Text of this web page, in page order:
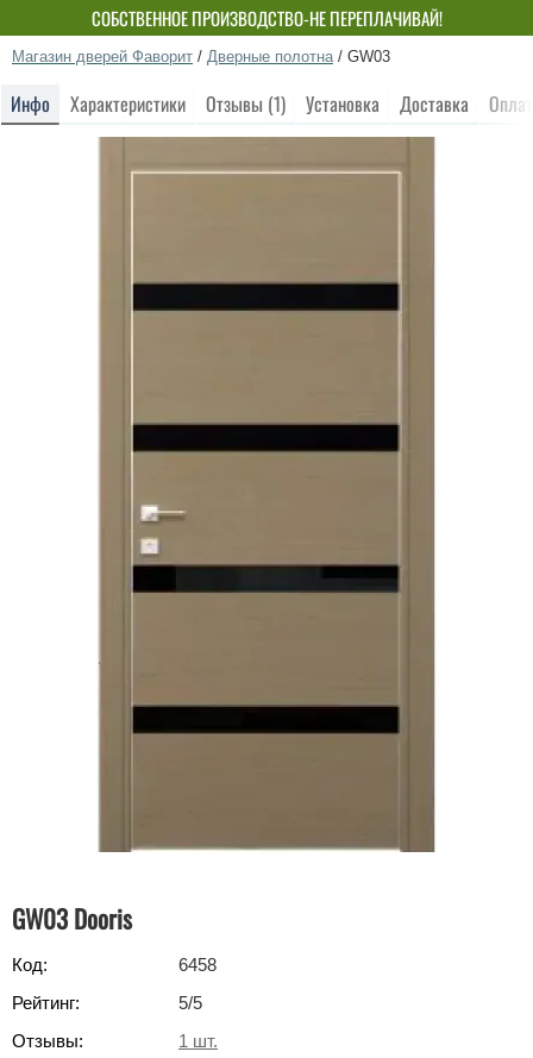
СОБСТВЕННОЕ ПРОИЗВОДСТВО-НЕ ПЕРЕПЛАЧИВАЙ!
Магазин дверей Фаворит / Дверные полотна / GW03
Инфо Характеристики Отзывы (1) Установка Доставка
GW03 Dooris
Код:
6458
Рейтинг:
5/5
Отзывы:
1 шт.